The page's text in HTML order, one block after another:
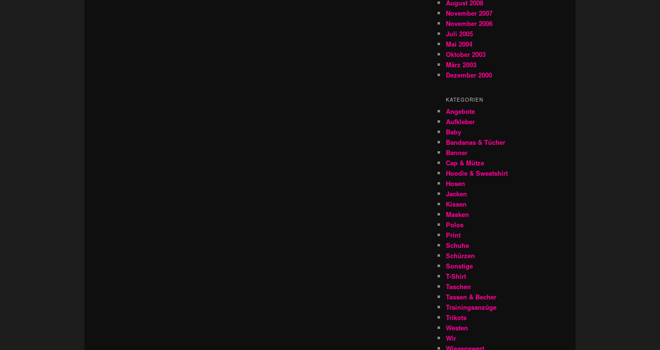
August 2008
November 2007
November 2006
Juli 2005
Mai 2004
Oktober 2003
März 2003
Dezember 2000
KATEGORIEN
Angebote
Aufkleber
Baby
Bandanas & Tücher
Banner
Cap & Mütze
Hoodie & Sweatshirt
Hosen
Jacken
Kissen
Masken
Polos
Print
Schuhe
Schürzen
Sonstige
T-Shirt
Taschen
Tassen & Becher
Trainingsanzüge
Trikots
Westen
Wir
Wissenswert